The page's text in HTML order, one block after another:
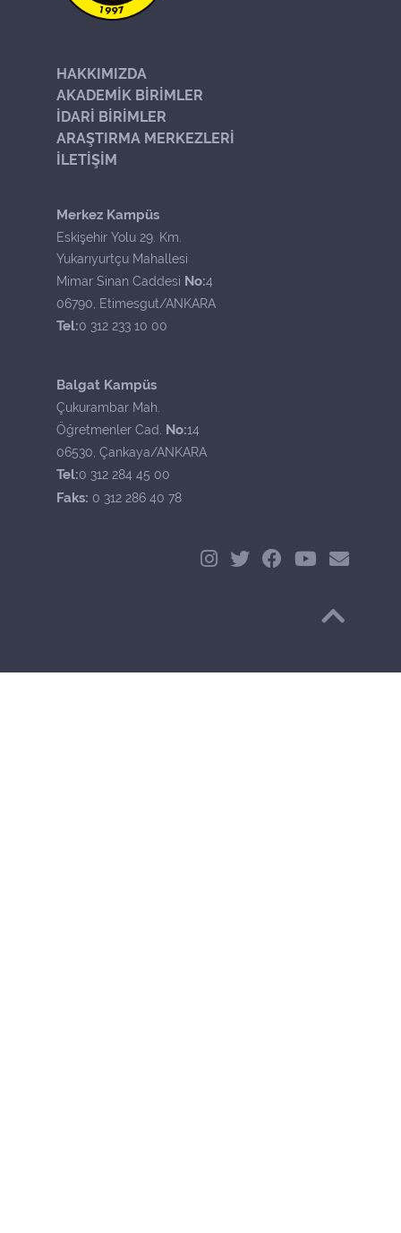
HAKKIMIZDA
AKADEMİK BİRİMLER
İDARİ BİRİMLER
ARAŞTIRMA MERKEZLERİ
İLETİŞİM
Merkez Kampüs
Eskişehir Yolu 29. Km.
Yukarıyurtçu Mahallesi
Mimar Sinan Caddesi No:4
06790, Etimesgut/ANKARA
Tel:0 312 233 10 00
Balgat Kampüs
Çukurambar Mah.
Öğretmenler Cad. No:14
06530, Çankaya/ANKARA
Tel:0 312 284 45 00
Faks: 0 312 286 40 78